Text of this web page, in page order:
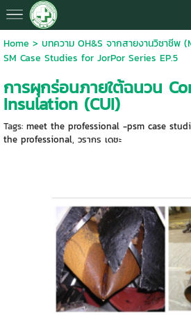
Home > บทความ OH&S จากสายงานวิชาชีพ
SM Case Studies for JorPor Series EP.5
การผุกร่อนภายใต้ฉนวน
Insulation (CUI)
Tags: meet the professional -psm case
the professional, วรากร เดชะ